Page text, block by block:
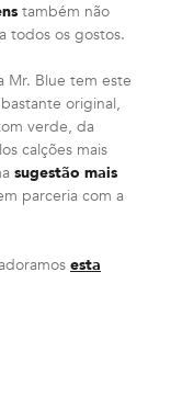
também não
todos os gostos.
Mr. Blue tem este
original,
verde, da
calções mais
sugestão mais
parceria com a
esta